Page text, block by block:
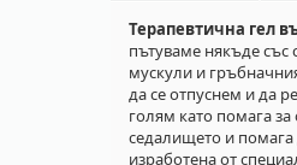
Терапевтична гел
пътуваме някъде
мускули и
да се отпуснем и да
голям като помага
седалището и помага
изработена от